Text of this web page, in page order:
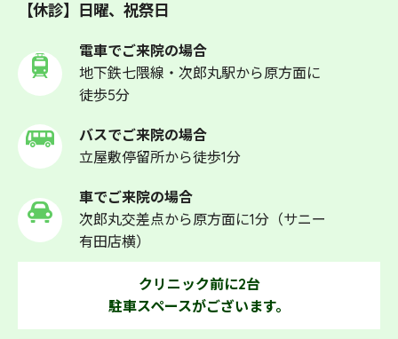
【休診】日曜、祝祭日
電車でご来院の場合
地下鉄七隈線・次郎丸駅から原方面に
徒歩5分
バスでご来院の場合
立屋敷停留所から徒歩1分
車でご来院の場合
次郎丸交差点から原方面に1分（サニー
有田店横）
クリニック前に2台
駐車スペースがございます。